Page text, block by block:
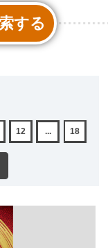
12 ... 18